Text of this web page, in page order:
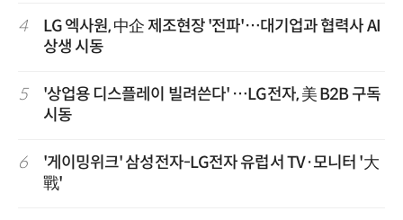
4
LG 엑사원, 中企 제조현장 '전파'…대기업과 협력사 AI
상생 시동
5
'상업용 디스플레이 빌려쓴다' …LG전자, 美 B2B 구독
시동
6
'게이밍위크' 삼성전자-LG전자 유럽서 TV·모니터 '大
戰'